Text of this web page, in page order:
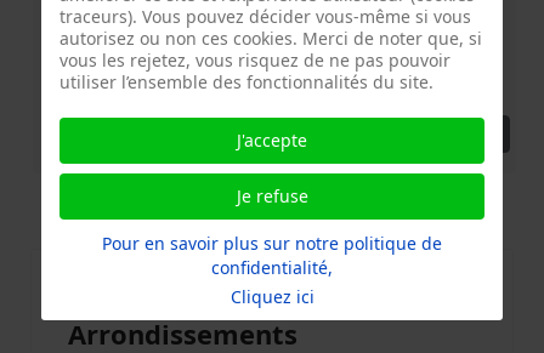
Chateau Ouvrier - Florimont Place Marcel Paul 75014
Paris
Repair Café 14eme Château Ouvrier (Florimont) - 5 Place Marcel Paul
Propulsé pariCagenda
Calendrier Repair Café Paris-
Arrondissements
traceurs). Vous pouvez décider vous-même si vous
autorisez ou non ces cookies. Merci de noter que, si
vous les rejetez, vous risquez de ne pas pouvoir
utiliser l’ensemble des fonctionnalités du site.
J'accepte
Je refuse
Pour en savoir plus sur notre politique de
confidentialité,
Cliquez ici